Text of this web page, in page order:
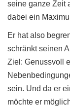
seine ganze Zeit
dabei ein
Er hat also
schränkt seinen
Ziel: Genussvoll
sein. Und da er
möchte er